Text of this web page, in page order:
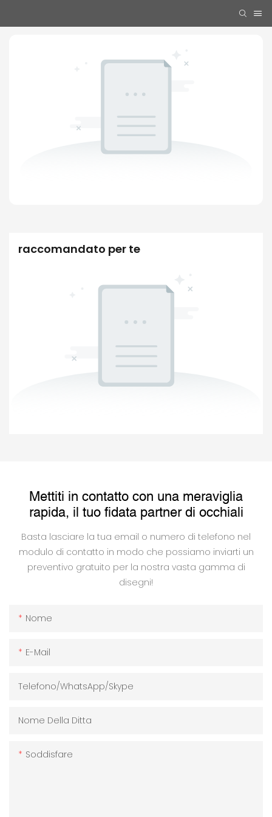
raccomandato per te
Mettiti in contatto con una meraviglia
rapida, il tuo fidata partner di occhiali
Basta lasciare la tua email o numero di telefono nel
modulo di contatto in modo che possiamo inviarti un
preventivo gratuito per la nostra vasta gamma di
disegni!
Nome
E-Mail
Telefono/WhatsApp/Skype
Nome Della Ditta
Soddisfare